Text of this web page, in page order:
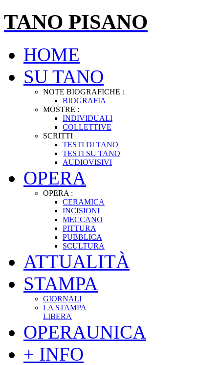
TANO PISANO
HOME
SU TANO
NOTE BIOGRAFICHE :
BIOGRAFIA
MOSTRE :
INDIVIDUALI
COLLETTIVE
SCRITTI
TESTI DI TANO
TESTI SU TANO
AUDIOVISIVI
OPERA
OPERA :
CERAMICA
INCISIONI
MECCANO
PITTURA
PUBBLICA
SCULTURA
ATTUALITÀ
STAMPA
GIORNALI
LA STAMPA
LIBERA
OPERAUNICA
+ INFO